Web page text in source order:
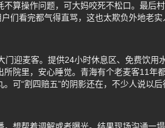
算操作问题，可大妈咬死不松口。最后
们看完都气得直骂，这也太欺负外地老
迎麦客。提供24小时休息区、免费饮用
院里，安心睡觉。青海有个老麦客11年
可“割四赔五”的阴影还在，不少人说以